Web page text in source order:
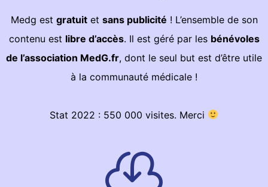
Medg est gratuitet sans publicité ! L’ensemble de son
contenu est libre d’accès. Il est géré par les bénévoles
de l’association MedG.fr, dont le seul but est d’être utile
à la communauté médicale !
Stat 2022 : 550 000 visites. Merci